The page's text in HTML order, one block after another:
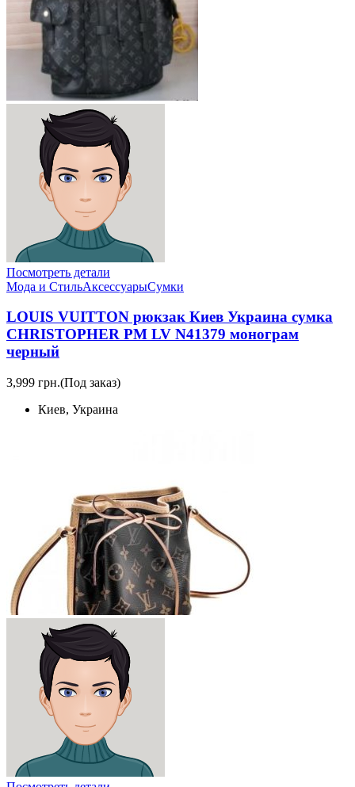
Посмотреть детали
Мода и СтильАксессуарыСумки
LOUIS VUITTON рюкзак Киев Украина сумка
CHRISTOPHER PM LV N41379 монограм
черный
3,999 грн.(Под заказ)
Киев, Украина